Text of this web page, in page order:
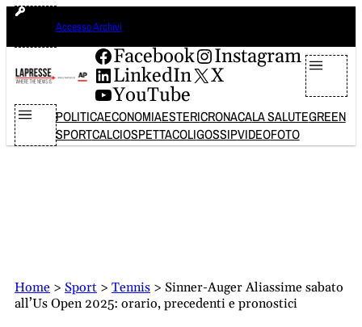
Vai
contenuto
Accesso Archivi
Facebook
Instagram
LinkedIn
X
YouTube
POLITICAECONOMIAESTERICRONACALA SALUTEGREEN
SPORTCALCIOSPETTACOLIGOSSIPVIDEOFOTO
Home > Sport > Tennis > Sinner-Auger Aliassime sabato
all’Us Open 2025: orario, precedenti e pronostici